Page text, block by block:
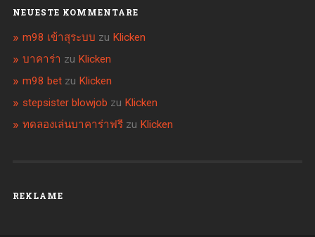
NEUESTE KOMMENTARE
m98 เข้าสุระบบ zu Klicken
บาคาร่า zu Klicken
m98 betzu Klicken
stepsister blowjob zu Klicken
ทดลองเล่นบาคาร่าฟรีzu Klicken
REKLAME